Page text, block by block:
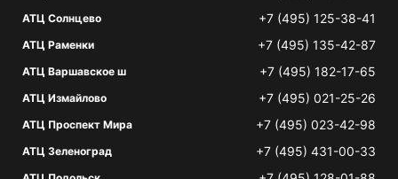
АТЦ Солнцево +7 (495) 125-38-41
АТЦ Раменки +7 (495) 135-42-87
АТЦ Варшавское ш +7 (495) 182-17-65
АТЦ Измайлово +7 (495) 021-25-26
АТЦ Проспект Мира +7 (495) 023-42-98
АТЦ Зеленоград +7 (495) 431-00-33